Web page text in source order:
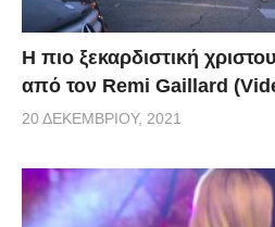
Η πιο ξεκαρδιστική
από τον Remi Gaillard
20 ΔΕΚΕΜΒΡΊΟΥ, 2021